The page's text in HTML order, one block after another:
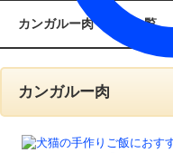
カンガルー肉 商品一覧
カンガルー肉